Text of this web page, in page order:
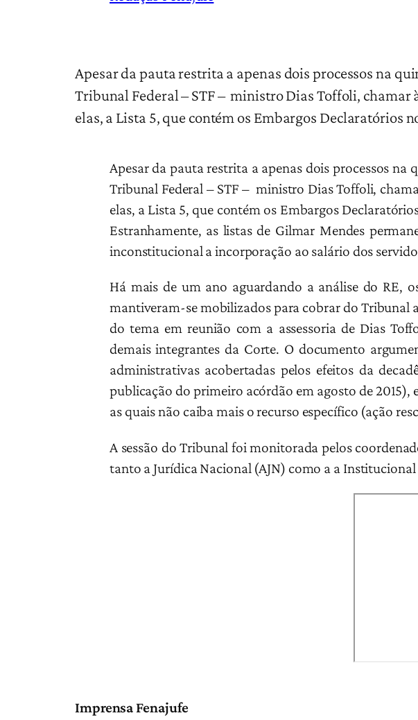
Apesar da pauta restrita a apenas dois processos na
Tribunal Federal – STF – ministro Dias Toffoli,
elas, a Lista 5, que contém os Embargos Declaratórios
Apesar da pauta restrita a apenas dois processos
Tribunal Federal – STF – ministro Dias Toffoli,
elas, a Lista 5, que contém os Embargos
Estranhamente, as listas de Gilmar Mendes
inconstitucional a incorporação ao salário dos
Há mais de um ano aguardando a análise do RE,
mantiveram-se mobilizados para cobrar do Tribunal
do tema em reunião com a assessoria de Dias
demais integrantes da Corte. O documento
administrativas acobertadas pelos efeitos da
publicação do primeiro acórdão em agosto de 2015),
as quais não caiba mais o recurso específico (ação
A sessão do Tribunal foi monitorada pelos
tanto a Jurídica Nacional (AJN) como a a
Imprensa Fenajufe